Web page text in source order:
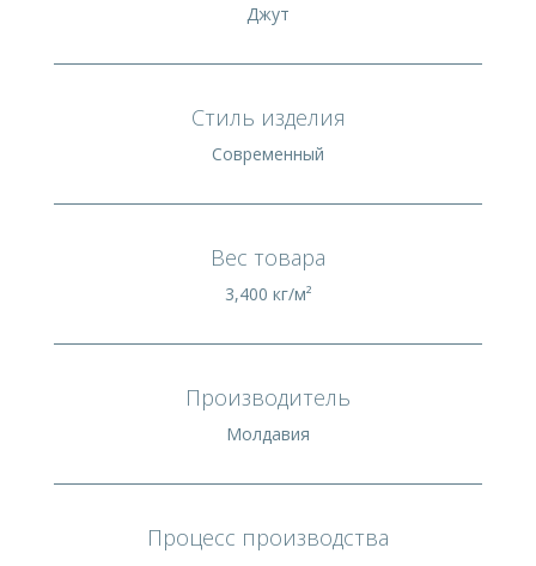
Джут
Стиль изделия
Современный
Вес товара
3,400 кг/м²
Производитель
Молдавия
Процесс производства